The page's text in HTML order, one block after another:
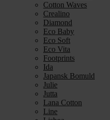
Cotton Waves
Crealino
Diamond
Eco Baby
Eco Soft
Eco Vita
Footprints
Ida
Japansk Bomuld
Julie
Jutta
Lana Cotton
Line